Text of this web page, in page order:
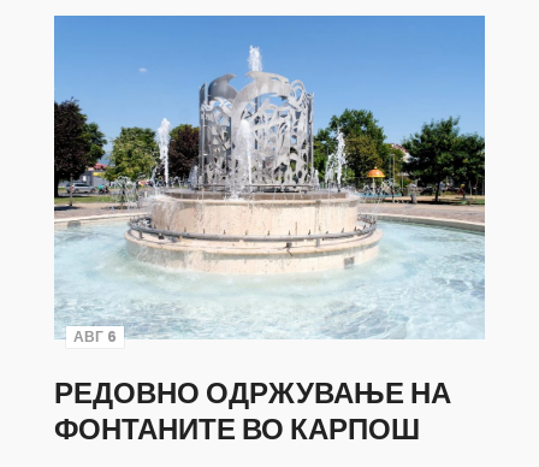
АВГ 6
РЕДОВНО ОДРЖУВАЊЕ НА
ФОНТАНИТЕ ВО КАРПОШ